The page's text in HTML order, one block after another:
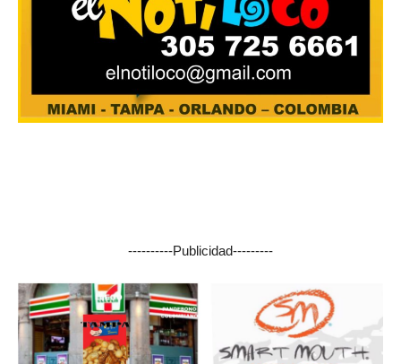
----------Publicidad---------